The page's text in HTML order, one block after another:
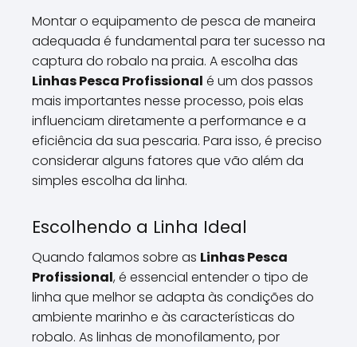
Montar o equipamento de pesca de maneira
adequada é fundamental para ter sucesso na
captura do robalo na praia. A escolha das
Linhas Pesca Profissional é um dos passos
mais importantes nesse processo, pois elas
influenciam diretamente a performance e a
eficiência da sua pescaria. Para isso, é preciso
considerar alguns fatores que vão além da
simples escolha da linha.
Escolhendo a Linha Ideal
Quando falamos sobre as Linhas Pesca
Profissional, é essencial entender o tipo de
linha que melhor se adapta às condições do
ambiente marinho e às características do
robalo. As linhas de monofilamento, por